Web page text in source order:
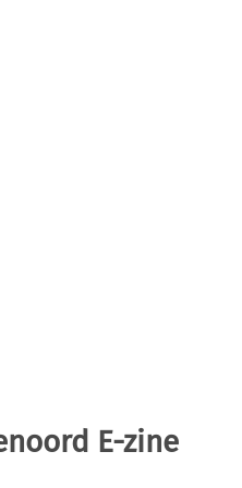
E-zine